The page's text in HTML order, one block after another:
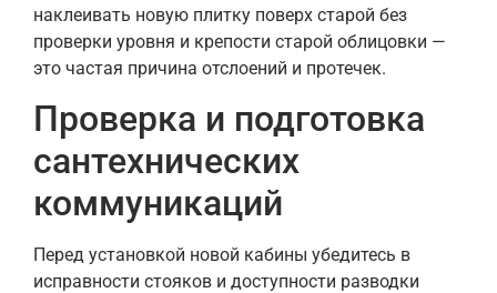
наклеивать новую плитку поверх старой без
проверки уровня и крепости старой облицовки —
это частая причина отслоений и протечек.
Проверка и подготовка
сантехнических
коммуникаций
Перед установкой новой кабины убедитесь в
исправности стояков и доступности разводки